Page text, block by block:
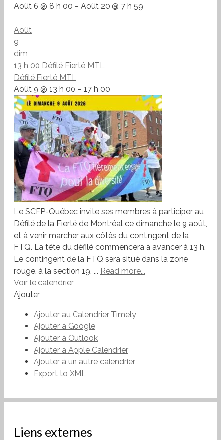
Août 6 @ 8 h 00 – Août 20 @ 7 h 59
Août
9
dim
13 h 00 Défilé Fierté MTL
Défilé Fierté MTL
Août 9 @ 13 h 00 – 17 h 00
Le SCFP-Québec invite ses membres à participer au
Défilé de la Fierté de Montréal ce dimanche le 9 août,
et à venir marcher aux côtés du contingent de la
FTQ. La tête du défilé commencera à avancer à 13 h.
Le contingent de la FTQ sera situé dans la zone
rouge, à la section 19, ... Read more...
Voir le calendrier
Ajouter
Ajouter au Calendrier Timely
Ajouter à Google
Ajouter à Outlook
Ajouter à Apple Calendrier
Ajouter à un autre calendrier
Export to XML
Liens externes